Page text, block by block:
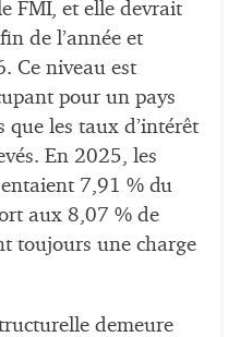
FMI, et elle devrait
de l’année et
Ce niveau est
pour un pays
que les taux d’intérêt
En 2025, les
7,91 % du
aux 8,07 % de
toujours une charge
demeure